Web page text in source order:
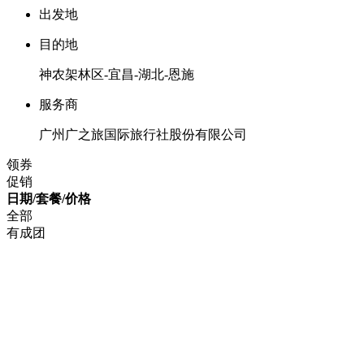
出发地
目的地
神农架林区-宜昌-湖北-恩施
服务商
广州广之旅国际旅行社股份有限公司
领券
促销
日期/套餐/价格
全部
有成团